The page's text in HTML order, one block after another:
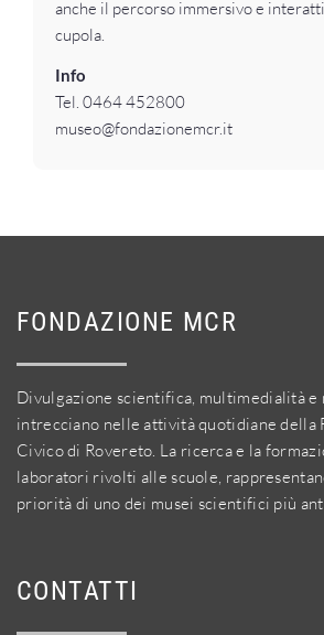
anche il percorso immersivo e
cupola.
Info
Tel. 0464 452800
museo@fondazionemcr.it
FONDAZIONE MCR
Divulgazione scientifica, multimedialità e
intrecciano nelle attività quotidiane della
Civico di Rovereto. La ricerca e la
laboratori rivolti alle scuole,
priorità di uno dei musei scientifici più
CONTATTI